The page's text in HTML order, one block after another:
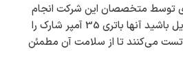
توسط متخصصان این شرکت انجام
می‌شود و در صورتی که مایل باشید آنها باتری 35 آمپر شارک را
می‌کنند تا از سلامت آن مطمئن